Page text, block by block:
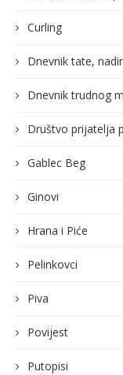
Curling
Dnevnik tate,
Dnevnik trudnog
Društvo prijatelja
Gablec Beg
Ginovi
Hrana i Piće
Pelinkovci
Piva
Povijest
Putopisi